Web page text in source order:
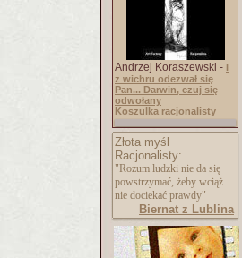
Andrzej Koraszewski - I
z wichru odezwał się
Pan... Darwin, czuj się
odwołany
Koszulka racjonalisty
Złota myśl
Racjonalisty:
"Rozum ludzki nie da się
powstrzymać, żeby wciąż
nie dociekać prawdy"
Biernat z Lublina